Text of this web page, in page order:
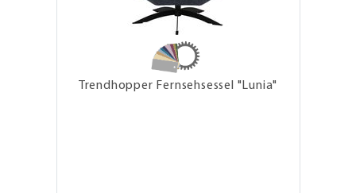
Trendhopper Fernsehsessel "Lunia"